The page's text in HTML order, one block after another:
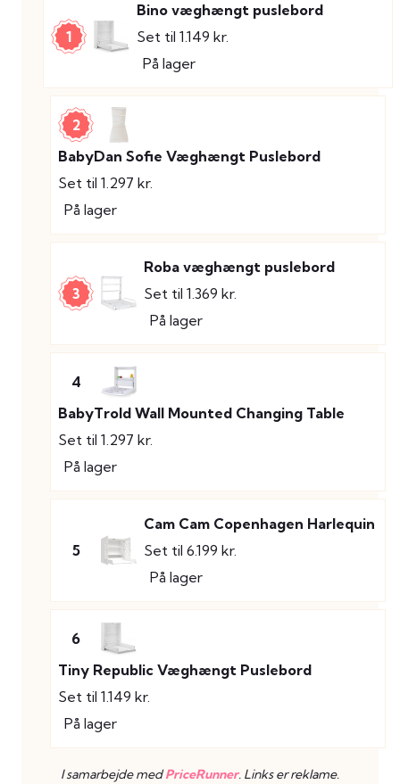
1
Bino væghængt puslebord
Set til 1.149 kr.
På lager
2
BabyDan Sofie Væghængt Puslebord
Set til 1.297 kr.
På lager
3
Roba væghængt puslebord
Set til 1.369 kr.
På lager
4
BabyTrold Wall Mounted Changing Table
Set til 1.297 kr.
På lager
5
Cam Cam Copenhagen Harlequin
Set til 6.199 kr.
På lager
6
Tiny Republic Væghængt Puslebord
Set til 1.149 kr.
På lager
I samarbejde medPriceRunner. Links er reklame.